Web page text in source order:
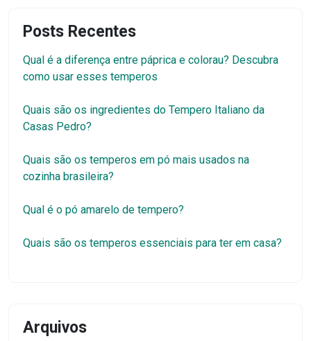
Posts Recentes
Qual é a diferença entre páprica e colorau? Descubra
como usar esses temperos
Quais são os ingredientes do Tempero Italiano da
Casas Pedro?
Quais são os temperos em pó mais usados na
cozinha brasileira?
Qual é o pó amarelo de tempero?
Quais são os temperos essenciais para ter em casa?
Arquivos